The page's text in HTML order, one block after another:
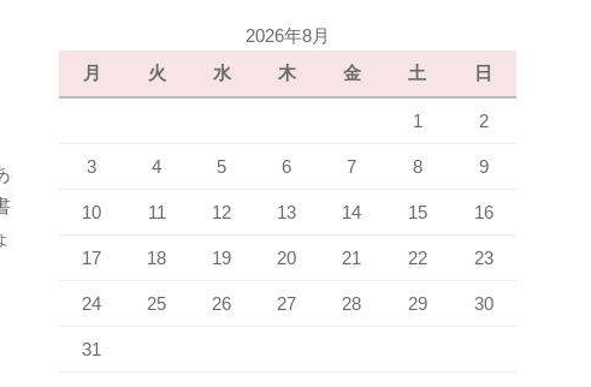
2026年8月
月
火 水 木 金 土 日
1 2
3 4 5 6 7 8 9
10 11 12 13 14 15 16
17 18 19 20 21 22 23
24 25 26 27 28 29 30
31